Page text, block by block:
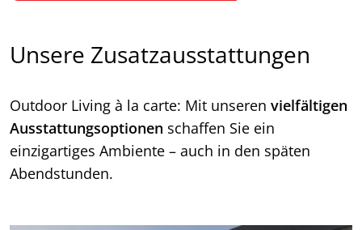
Unsere Zusatzausstattungen
Outdoor Living à la carte: Mit unseren vielfältigen
Ausstattungsoptionen schaffen Sie ein
einzigartiges Ambiente – auch in den späten
Abendstunden.